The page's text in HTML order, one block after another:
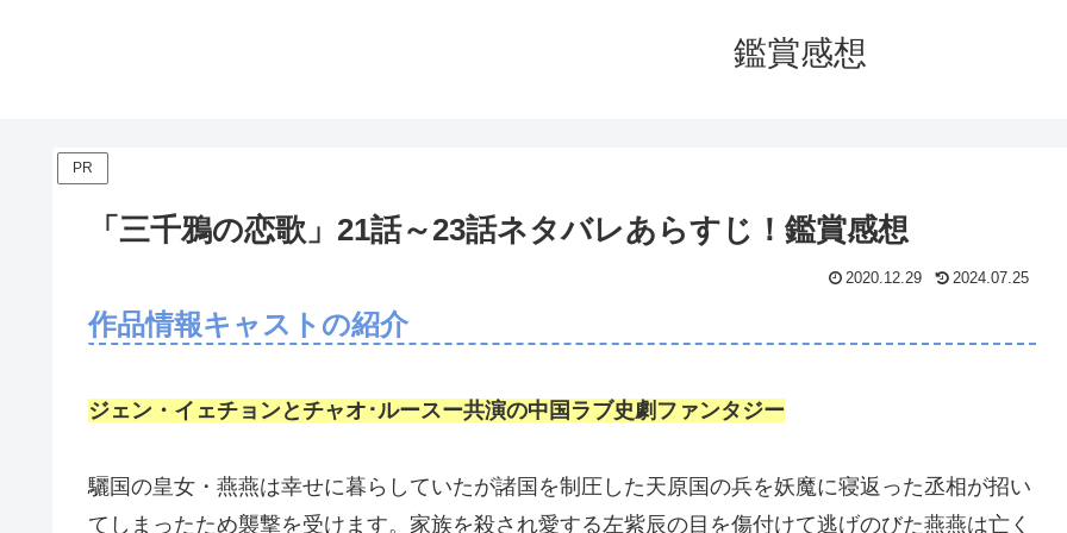
鑑賞感想
PR
「三千鴉の恋歌」21話～23話ネタバレあらすじ！鑑賞感想
2020.12.29 2024.07.25
作品情報キャストの紹介
ジェン・イェチョンとチャオ･ルースー共演の中国ラブ史劇ファンタジー
驪国の皇女・燕燕は幸せに暮らしていたが諸国を制圧した天原国の兵を妖魔に寝返った丞相が招い
てしまったため襲撃を受けます。家族を殺され愛する左紫辰の目を傷付けて逃げのびた燕燕は亡く